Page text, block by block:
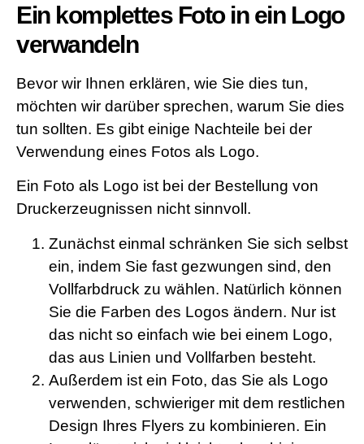
Ein komplettes Foto in ein Logo
verwandeln
Bevor wir Ihnen erklären, wie Sie dies tun,
möchten wir darüber sprechen, warum Sie dies
tun sollten. Es gibt einige Nachteile bei der
Verwendung eines Fotos als Logo.
Ein Foto als Logo ist bei der Bestellung von
Druckerzeugnissen nicht sinnvoll.
Zunächst einmal schränken Sie sich selbst
ein, indem Sie fast gezwungen sind, den
Vollfarbdruck zu wählen. Natürlich können
Sie die Farben des Logos ändern. Nur ist
das nicht so einfach wie bei einem Logo,
das aus Linien und Vollfarben besteht.
Außerdem ist ein Foto, das Sie als Logo
verwenden, schwieriger mit dem restlichen
Design Ihres Flyers zu kombinieren. Ein